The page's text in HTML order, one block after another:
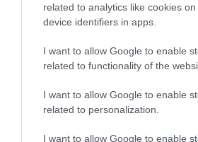
related to analytics like cookies
device identifiers in apps.
I want to allow Google to enable
related to functionality of the
I want to allow Google to enable
related to personalization.
I want to allow Google to enable